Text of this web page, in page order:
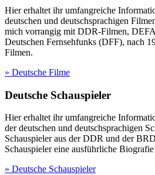
Hier erhaltet ihr umfangreiche
deutschen und deutschsprachigen
mich vorrangig mit DDR-Filmen,
Deutschen Fernsehfunks (DFF), nach
Filmen.
» Deutsche Filme
Deutsche Schauspieler
Hier erhaltet ihr umfangreiche
der deutschen und deutschsprachigen
Schauspieler aus der DDR und der
Schauspieler eine ausführliche
» Deutsche Schauspieler